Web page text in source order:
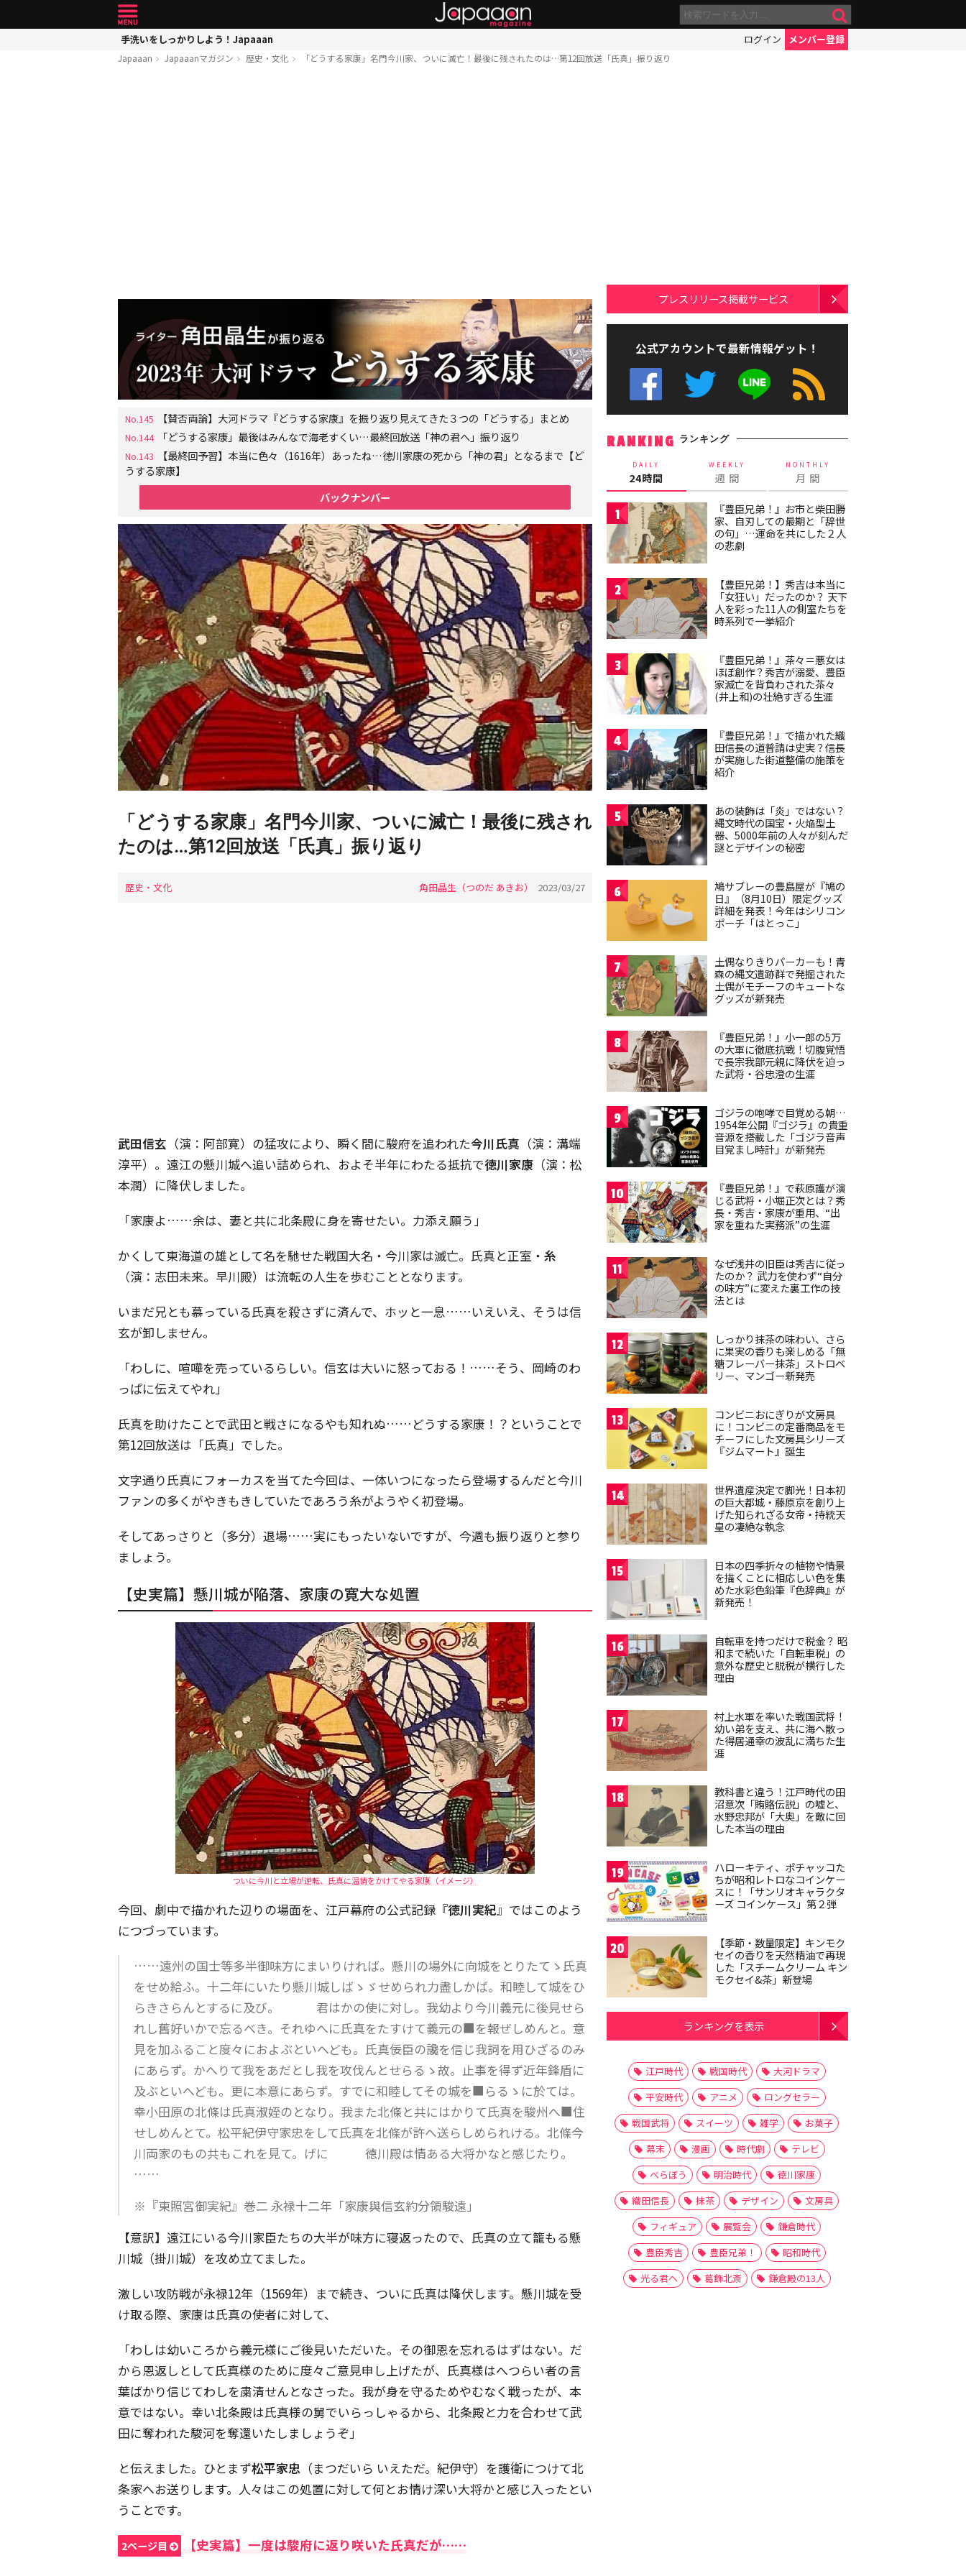
手洗いをしっかりしよう！Japaaan ログイン メンバー登録
Japaaan Japaaanマガジン 歴史・文化 「どうする家康」名門今川家、ついに滅亡！最後に残されたのは…第12回放送「氏真」振り返り
No.145 【賛否両論】大河ドラマ『どうする家康』を振り返り見えてきた３つの「どうする」まとめ
No.144 「どうする家康」最後はみんなで海老すくい…最終回放送「神の君へ」振り返り
No.143
【最終回予習】本当に色々（1616年）あったね…徳川家康の死から「神の君」となるまで【ど
うする家康】
バックナンバー
「どうする家康」名門今川家、ついに滅亡！最後に残され
たのは…第12回放送「氏真」振り返り
歴史・文化 角田晶生（つのだ あきお） 2023/03/27
武田信玄 （演：阿部寛）の猛攻により、瞬く間に駿府を追われた今川氏真 （演：溝端
淳平）。遠江の懸川城へ追い詰められ、およそ半年にわたる抵抗で徳川家康 （演：松
本潤）に降伏しました。
「家康よ……余は、妻と共に北条殿に身を寄せたい。力添え願う」
かくして東海道の雄として名を馳せた戦国大名・今川家は滅亡。氏真と正室・ 糸
（演：志田未来。早川殿）は流転の人生を歩むこととなります。
いまだ兄とも慕っている氏真を殺さずに済んで、ホッと一息……いえいえ、そうは信
玄が卸しません。
「わしに、喧嘩を売っているらしい。信玄は大いに怒っておる！……そう、岡崎のわ
っぱに伝えてやれ」
氏真を助けたことで武田と戦さになるやも知れぬ……どうする家康！？ということで
第12回放送は「氏真」でした。
文字通り氏真にフォーカスを当てた今回は、一体いつになったら登場するんだと今川
ファンの多くがやきもきしていたであろう糸がようやく初登場。
そしてあっさりと（多分）退場……実にもったいないですが、今週も振り返りと参り
ましょう。
【史実篇】懸川城が陥落、家康の寛大な処置
ついに今川と立場が逆転、氏真に温情をかけてやる家康（イメージ）
今回、劇中で描かれた辺りの場面を、江戸幕府の公式記録『徳川実紀』ではこのよう
につづっています。
……遠州の国士等多半御味方にまいりければ。懸川の場外に向城をとりたてゝ氏真
をせめ給ふ。十二年にいたり懸川城しばゝゞせめられ力盡しかば。和睦して城をひ
らきさらんとするに及び。 君はかの使に対し。我幼より今川義元に後見せら
れし舊好いかで忘るべき。それゆへに氏真をたすけて義元の■を報ぜしめんと。意
見を加ふること度々におよぶといへども。氏真佞臣の讒を信じ我詞を用ひざるのみ
にあらず。かへりて我をあだとし我を攻伐んとせらるゝ故。止事を得ず近年鋒盾に
及ぶといへども。更に本意にあらず。すでに和睦してその城を■らるゝに於ては。
幸小田原の北條は氏真淑姪のとなり。我また北條と共にはかりて氏真を駿州へ■住
せしめんとて。松平紀伊守家忠をして氏真を北條が許へ送らしめられける。北條今
川両家のもの共もこれを見て。げに 徳川殿は情ある大将かなと感じたり。
……
※『東照宮御実紀』巻二 永禄十二年「家康與信玄約分領駿遠」
【意訳】遠江にいる今川家臣たちの大半が味方に寝返ったので、氏真の立て籠もる懸
川城（掛川城）を攻め立てました。
激しい攻防戦が永禄12年（1569年）まで続き、ついに氏真は降伏します。懸川城を受
け取る際、家康は氏真の使者に対して、
「わしは幼いころから義元様にご後見いただいた。その御恩を忘れるはずはない。だ
から恩返しとして氏真様のために度々ご意見申し上げたが、氏真様はへつらい者の言
葉ばかり信じてわしを粛清せんとなさった。我が身を守るためやむなく戦ったが、本
意ではない。幸い北条殿は氏真様の舅でいらっしゃるから、北条殿と力を合わせて武
田に奪われた駿河を奪還いたしましょうぞ」
と伝えました。ひとまず松平家忠 （まつだいら いえただ。紀伊守）を護衛につけて北
条家へお送りします。人々はこの処置に対して何とお情け深い大将かと感じ入ったとい
うことです。
2ページ目 【史実篇】一度は駿府に返り咲いた氏真だが……
プレスリリース掲載サービス
公式アカウントで最新情報ゲット！
RANKING ランキング
DAILY
24時間
WEEKLY
週 間
MONTHLY
月 間
1
『豊臣兄弟！』お市と柴田勝
家、自刃しての最期と「辞世
の句」…運命を共にした２人
の悲劇
2
【豊臣兄弟！】秀吉は本当に
「女狂い」だったのか？ 天下
人を彩った11人の側室たちを
時系列で一挙紹介
3
『豊臣兄弟！』茶々＝悪女は
ほぼ創作？秀吉が溺愛、豊臣
家滅亡を背負わされた茶々
(井上和)の壮絶すぎる生涯
4
『豊臣兄弟！』で描かれた織
田信長の道普請は史実？信長
が実施した街道整備の施策を
紹介
5
あの装飾は「炎」ではない？
縄文時代の国宝・火焔型土
器、5000年前の人々が刻んだ
謎とデザインの秘密
6
鳩サブレーの豊島屋が『鳩の
日』（8月10日）限定グッズ
詳細を発表！今年はシリコン
ポーチ「はとっこ」
7
土偶なりきりパーカーも！青
森の縄文遺跡群で発掘された
土偶がモチーフのキュートな
グッズが新発売
8
『豊臣兄弟！』小一郎の5万
の大軍に徹底抗戦！切腹覚悟
で長宗我部元親に降伏を迫っ
た武将・谷忠澄の生涯
9
ゴジラの咆哮で目覚める朝…
1954年公開『ゴジラ』の貴重
音源を搭載した「ゴジラ音声
目覚まし時計」が新発売
10
『豊臣兄弟！』で萩原護が演
じる武将・小堀正次とは？秀
長・秀吉・家康が重用、“出
家を重ねた実務派”の生涯
11
なぜ浅井の旧臣は秀吉に従っ
たのか？ 武力を使わず“自分
の味方”に変えた裏工作の技
法とは
12
しっかり抹茶の味わい、さら
に果実の香りも楽しめる「無
糖フレーバー抹茶」ストロベ
リー、マンゴー新発売
13
コンビニおにぎりが文房具
に！コンビニの定番商品をモ
チーフにした文房具シリーズ
『ジムマート』誕生
14
世界遺産決定で脚光！日本初
の巨大都城・藤原京を創り上
げた知られざる女帝・持統天
皇の凄絶な執念
15
日本の四季折々の植物や情景
を描くことに相応しい色を集
めた水彩色鉛筆『色辞典』が
新発売！
16
自転車を持つだけで税金？ 昭
和まで続いた「自転車税」の
意外な歴史と脱税が横行した
理由
17
村上水軍を率いた戦国武将！
幼い弟を支え、共に海へ散っ
た得居通幸の波乱に満ちた生
涯
18
教科書と違う！江戸時代の田
沼意次「賄賂伝説」の嘘と、
水野忠邦が「大奥」を敵に回
した本当の理由
19
ハローキティ、ポチャッコた
ちが昭和レトロなコインケー
スに！「サンリオキャラクタ
ーズ コインケース」第２弾
20
【季節・数量限定】キンモク
セイの香りを天然精油で再現
した「スチームクリーム キン
モクセイ&茶」新登場
ランキングを表示
江戸時代 戦国時代
大河ドラマ
平安時代
アニメ
ロングセラー
戦国武将
スイーツ 雑学
お菓子
幕末
漫画 時代劇
テレビ
べらぼう
明治時代
徳川家康
織田信長
抹茶 デザイン
文房具
フィギュア
展覧会
鎌倉時代
豊臣秀吉
豊臣兄弟！
昭和時代
光る君へ
葛飾北斎 鎌倉殿の13人